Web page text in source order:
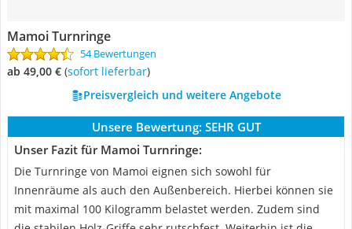
Mamoi Turnringe
54 Bewertungen
ab 49,00 € ( Sofort lieferbar)
Preisvergleich und weitere Angebote
Unsere Bewertung: SEHR GUT
Unser Fazit für Mamoi Turnringe:
Die Turnringe von Mamoi eignen sich sowohl für
Innenräume als auch den Außenbereich. Hierbei können sie
mit maximal 100 Kilogramm belastet werden. Zudem sind